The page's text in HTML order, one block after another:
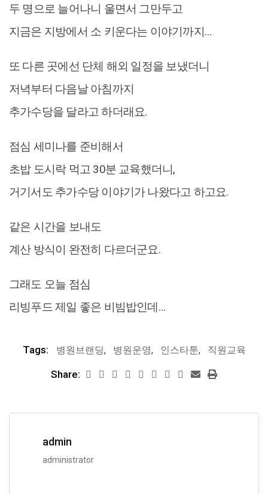
두 명으로 늘어나니 울면서 그만두고
지금은 지방에서 소 키운다는 이야기까지…
또 다른 곳에선 단체 해외 일정을 보냈더니
저녁부터 다음날 아침까지
추가수당을 달라고 하더래요.
점심 세미나를 준비해서
초밥 도시락 먹고 30분 교육했더니,
거기서도 추가수당 이야기가 나왔다고 하고요.
같은 시간을 보내도
계산 방식이 완전히 다르더군요.
그래도 오늘 점심
리빙푸드 제일 좋은 비빔밥인데…
Tags: 병원브랜딩, 병원운영, 인스타툰, 직원교육
Share:
admin
administrator